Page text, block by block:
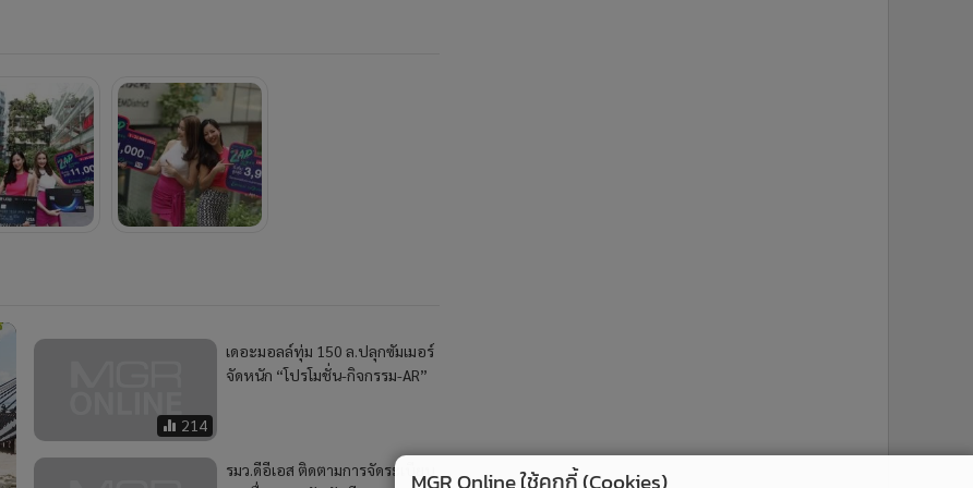
214
เดอะมอลล์ทุ่ม 150 ล.ปลุกซัมเมอร์
จัดหนัก “โปรโมชั่น-กิจกรรม-AR”
รมว.ดีอีเอส ติดตามการจัดระเบียบMGR Online ใช้คุกกี้ (Cookies)